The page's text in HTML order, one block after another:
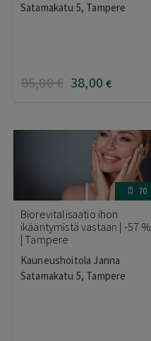
Satamakatu 5, Tampere
85,00€ 38,00 €
70
Biorevitalisaatio ihon
ikääntymistä vastaan | -57 %
| Tampere
Kauneushoitola Janna
Satamakatu 5, Tampere